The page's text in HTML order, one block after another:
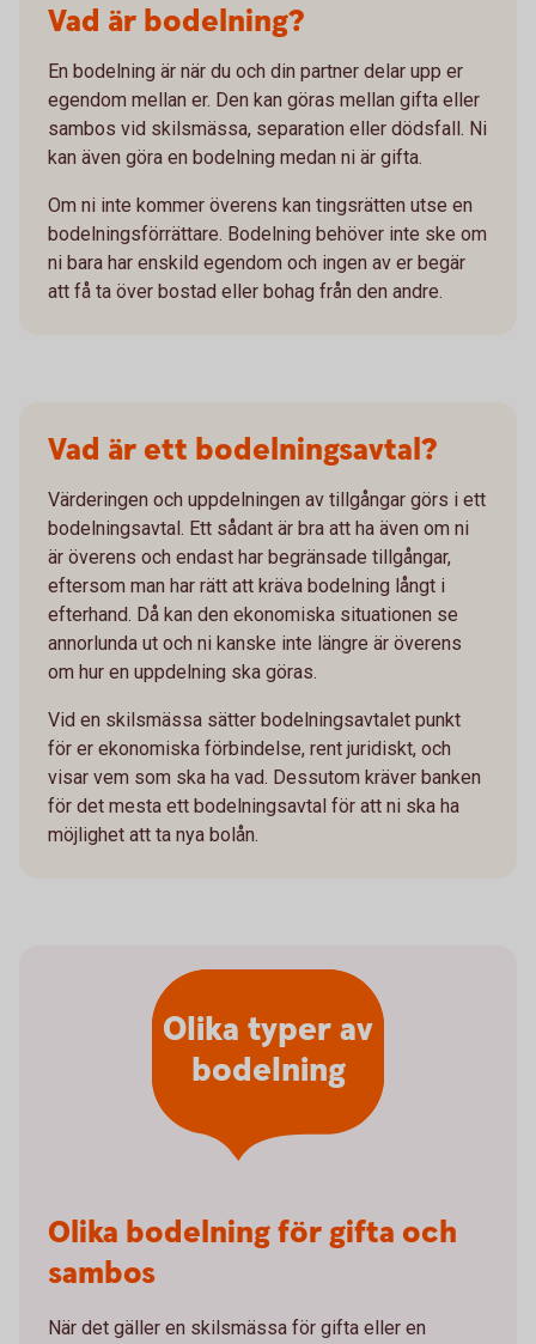
Vad är bodelning?
En bodelning är när du och din partner delar upp er
egendom mellan er. Den kan göras mellan gifta eller
sambos vid skilsmässa, separation eller dödsfall. Ni
kan även göra en bodelning medan ni är gifta.
Om ni inte kommer överens kan tingsrätten utse en
bodelningsförrättare. Bodelning behöver inte ske om
ni bara har enskild egendom och ingen av er begär
att få ta över bostad eller bohag från den andre.
Vad är ett bodelningsavtal?
Värderingen och uppdelningen av tillgångar görs i ett
bodelningsavtal. Ett sådant är bra att ha även om ni
är överens och endast har begränsade tillgångar,
eftersom man har rätt att kräva bodelning långt i
efterhand. Då kan den ekonomiska situationen se
annorlunda ut och ni kanske inte längre är överens
om hur en uppdelning ska göras.
Vid en skilsmässa sätter bodelningsavtalet punkt
för er ekonomiska förbindelse, rent juridiskt, och
visar vem som ska ha vad. Dessutom kräver banken
för det mesta ett bodelningsavtal för att ni ska ha
möjlighet att ta nya bolån.
Olika typer av
bodelning
Olika bodelning för gifta och
sambos
När det gäller en skilsmässa för gifta eller en